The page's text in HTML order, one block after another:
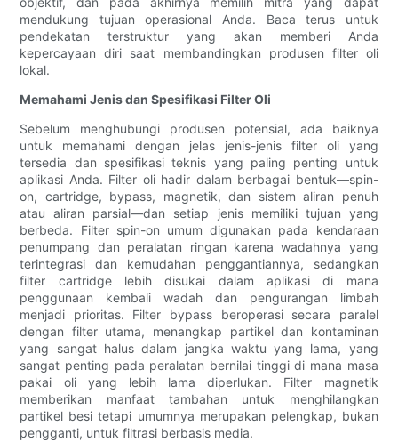
mendukung tujuan operasional Anda. Baca terus untuk
pendekatan terstruktur yang akan memberi Anda
kepercayaan diri saat membandingkan produsen filter oli
lokal.
Memahami Jenis dan Spesifikasi Filter Oli
Sebelum menghubungi produsen potensial, ada baiknya
untuk memahami dengan jelas jenis-jenis filter oli yang
tersedia dan spesifikasi teknis yang paling penting untuk
aplikasi Anda. Filter oli hadir dalam berbagai bentuk—spin-
on, cartridge, bypass, magnetik, dan sistem aliran penuh
atau aliran parsial—dan setiap jenis memiliki tujuan yang
berbeda. Filter spin-on umum digunakan pada kendaraan
penumpang dan peralatan ringan karena wadahnya yang
terintegrasi dan kemudahan penggantiannya, sedangkan
filter cartridge lebih disukai dalam aplikasi di mana
penggunaan kembali wadah dan pengurangan limbah
menjadi prioritas. Filter bypass beroperasi secara paralel
dengan filter utama, menangkap partikel dan kontaminan
yang sangat halus dalam jangka waktu yang lama, yang
sangat penting pada peralatan bernilai tinggi di mana masa
pakai oli yang lebih lama diperlukan. Filter magnetik
memberikan manfaat tambahan untuk menghilangkan
partikel besi tetapi umumnya merupakan pelengkap, bukan
pengganti, untuk filtrasi berbasis media.